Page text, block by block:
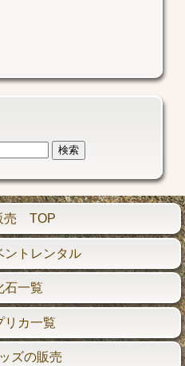
売 TOP
ントレンタル
石一覧
リカ一覧
ズの販売